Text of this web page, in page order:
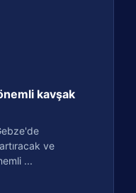
kavşak
ve
...